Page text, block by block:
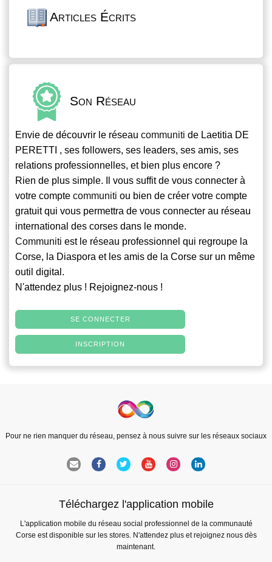
Articles Écrits
Son Réseau
Envie de découvrir le réseau communiti de Laetitia DE
PERETTI , ses followers, ses leaders, ses amis, ses
relations professionnelles, et bien plus encore ?
Rien de plus simple. Il vous suffit de vous connecter à
votre compte communiti ou bien de créer votre compte
gratuit qui vous permettra de vous connecter au réseau
international des corses dans le monde.
Communiti est le réseau professionnel qui regroupe la
Corse, la Diaspora et les amis de la Corse sur un même
outil digital.
N'attendez plus ! Rejoignez-nous !
SE CONNECTER
INSCRIPTION
Pour ne rien manquer du réseau, pensez à nous suivre sur les réseaux sociaux
Téléchargez l'application mobile
L'application mobile du réseau social professionnel de la communauté
Corse est disponible sur les stores. N'attendez plus et rejoignez nous dès
maintenant.